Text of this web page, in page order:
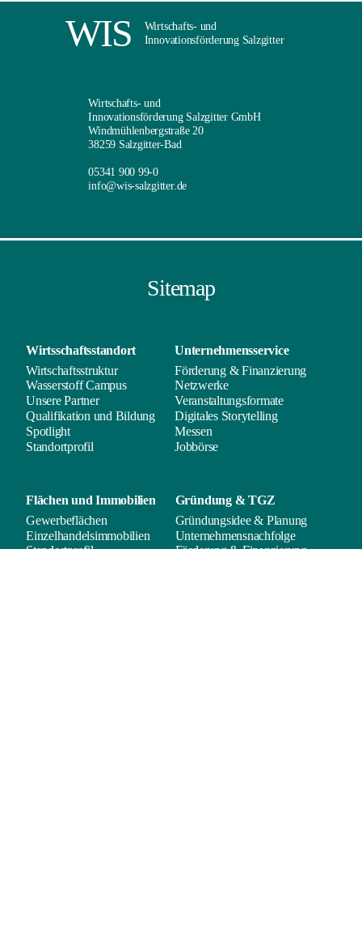
WIS
Wirtschafts- und
Innovationsförderung Salzgitter
Wirtschafts- und
Innovationsförderung Salzgitter GmbH
Windmühlenbergstraße 20
38259 Salzgitter-Bad
05341 900 99-0
info@wis-salzgitter.de
Sitemap
Wirtsschafts­standort
Wirtschaftsstruktur
Wasserstoff Campus
Unsere Partner
Qualifikation und Bildung
Spotlight
Standortprofil
Unternehmens­service
Förderung & Finanzierung
Netzwerke
Veranstaltungsformate
Digitales Storytelling
Messen
Jobbörse
Flächen undImmobilien
Gewerbeflächen
Einzelhandelsimmobilien
Standortprofil
Gründung & TGZ
Gründungsidee & Planung
Unternehmensnachfolge
Förderung & Finanzierung